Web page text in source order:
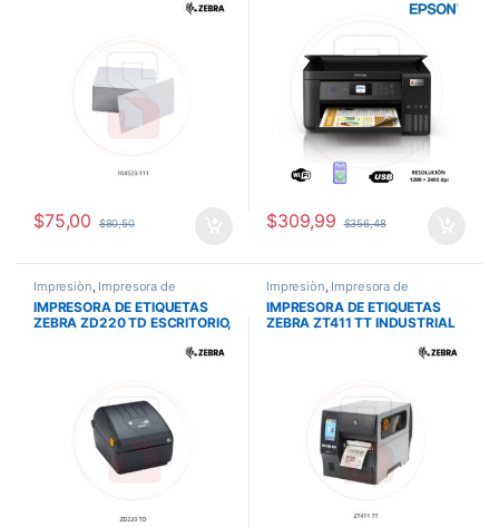
$75,00 $80,50
X APP SMART PANEL T504
$309,99 $356,48
Impresiòn, Impresora de
Etiquetas
IMPRESORA DE ETIQUETAS
ZEBRA ZD220 TD ESCRITORIO,
Impresiòn, Impresora de
Etiquetas
IMPRESORA DE ETIQUETAS
ZEBRA ZT411 TT INDUSTRIAL
USB,SERIAL,RED,BT4.1/Mfi